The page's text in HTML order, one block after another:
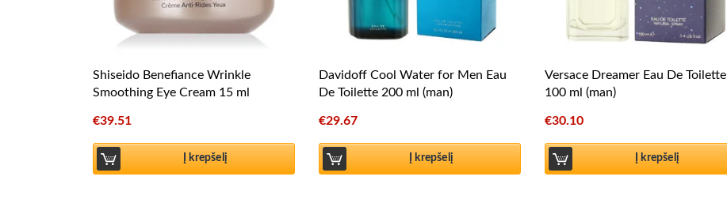
Shiseido Benefiance Wrinkle
Smoothing Eye Cream 15 ml
€39.51
Į krepšelį
Davidoff Cool Water for Men Eau
De Toilette 200 ml (man)
€29.67
Į krepšelį
Versace Dreamer Eau De Toilette
100 ml (man)
€30.10
Į krepšelį